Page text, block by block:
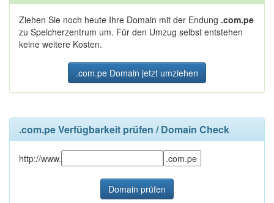
Ziehen Sie noch heute Ihre Domain mit der Endung .com.pe
zu Speicherzentrum um. Für den Umzug selbst entstehen
keine weitere Kosten.
.com.pe Domain jetzt umziehen
.com.pe Verfügbarkeit prüfen / Domain Check
http://www.